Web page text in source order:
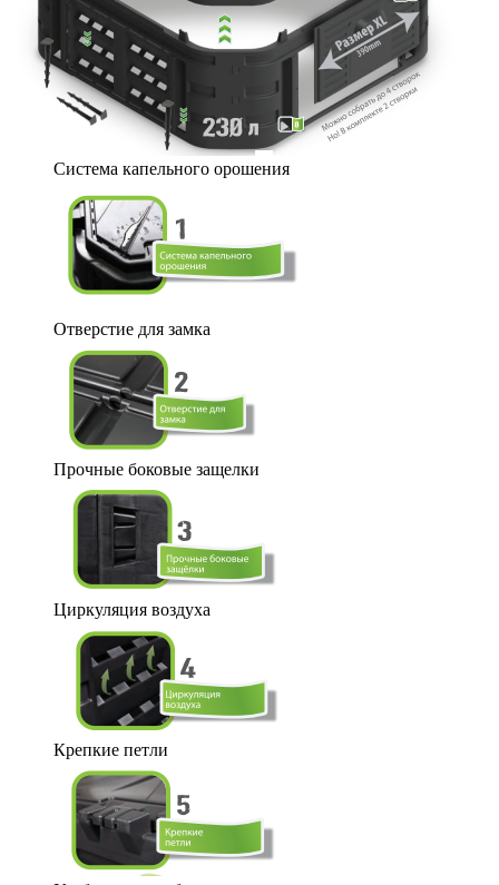
Система капельного орошения
Отверстие для замка
Прочные боковые защелки
Циркуляция воздуха
Крепкие петли